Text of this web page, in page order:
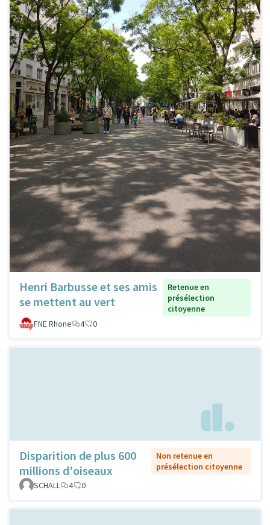
Henri Barbusse et ses amis
se mettent au vert
Retenue en
présélection
citoyenne
FNE Rhone
4 0
Disparition de plus 600
millions d'oiseaux
Non retenue en
présélection citoyenne
SCHALL
4 0